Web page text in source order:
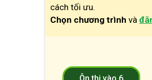
cách tối ưu.
Chọn chương trình và
Ôn thi vào 6